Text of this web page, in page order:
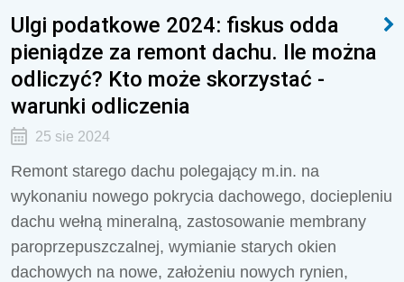
Ulgi podatkowe 2024: fiskus odda
pieniądze za remont dachu. Ile można
odliczyć? Kto może skorzystać -
warunki odliczenia
25 sie 2024
Remont starego dachu polegający m.in. na
wykonaniu nowego pokrycia dachowego, dociepleniu
dachu wełną mineralną, zastosowanie membrany
paroprzepuszczalnej, wymianie starych okien
dachowych na nowe, założeniu nowych rynien,